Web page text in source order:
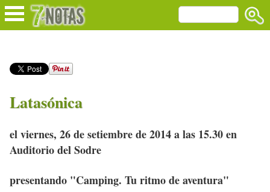
Latasónica
el viernes, 26 de setiembre de 2014 a las 15.30 en
Auditorio del Sodre
presentando "Camping. Tu ritmo de aventura"